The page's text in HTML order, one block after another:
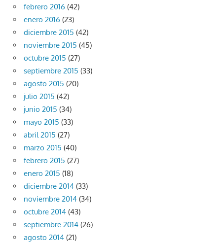
febrero 2016 (42)
enero 2016 (23)
diciembre 2015 (42)
noviembre 2015 (45)
octubre 2015 (27)
septiembre 2015 (33)
agosto 2015 (20)
julio 2015 (42)
junio 2015 (34)
mayo 2015 (33)
abril 2015 (27)
marzo 2015 (40)
febrero 2015 (27)
enero 2015 (18)
diciembre 2014 (33)
noviembre 2014 (34)
octubre 2014 (43)
septiembre 2014 (26)
agosto 2014 (21)